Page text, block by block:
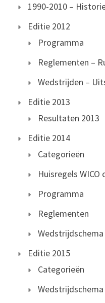
1990-2010 –
Editie 2012
Programma
Reglementen –
Wedstrijden –
Editie 2013
Resultaten 2013
Editie 2014
Categorieën
Huisregels
Programma
Reglementen
Editie 2015
Categorieën